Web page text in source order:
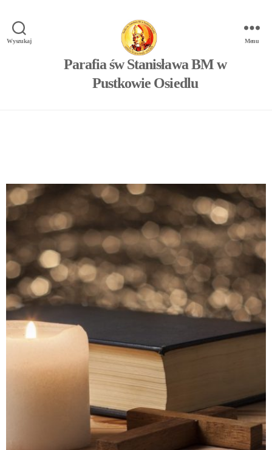
Wyszukaj
Parafia św Stanisława BM w
Pustkowie Osiedlu
Menu